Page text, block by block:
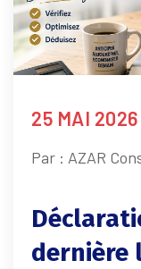
25 MAI 2026
Par : AZAR
dernière